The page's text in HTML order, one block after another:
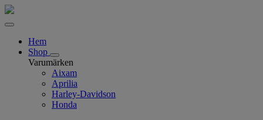
Hem
Shop
Varumärken
Aixam
Aprilia
Harley-Davidson
Honda